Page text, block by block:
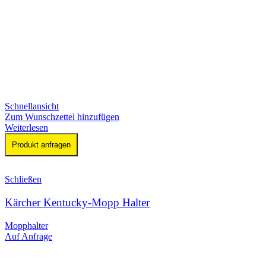
Schnellansicht
Zum Wunschzettel hinzufügen
Weiterlesen
Produkt anfragen
Schließen
Kärcher Kentucky-Mopp Halter
Mopphalter
Auf Anfrage